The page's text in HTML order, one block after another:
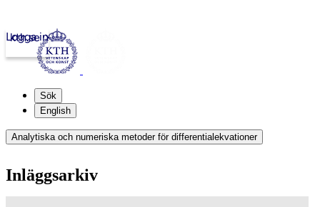
kth.se
Logga in
Sök
English
Analytiska och numeriska metoder för differentialekvationer
Inläggsarkiv